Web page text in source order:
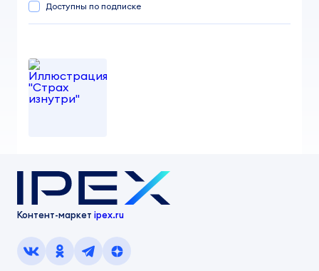
Доступны по подписке
Иллюстрация "Страх изнутри"
Контент-маркет ipex.ru